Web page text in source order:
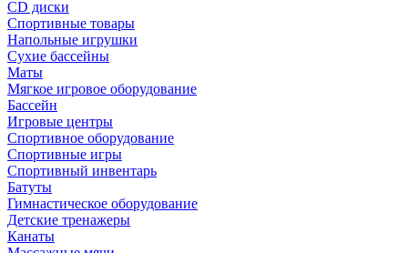
CD диски
Спортивные товары
Напольные игрушки
Сухие бассейны
Маты
Мягкое игровое оборудование
Бассейн
Игровые центры
Спортивное оборудование
Спортивные игры
Спортивный инвентарь
Батуты
Гимнастическое оборудование
Детские тренажеры
Канаты